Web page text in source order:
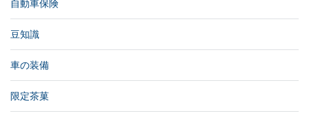
自動車保険
豆知識
車の装備
限定茶菓